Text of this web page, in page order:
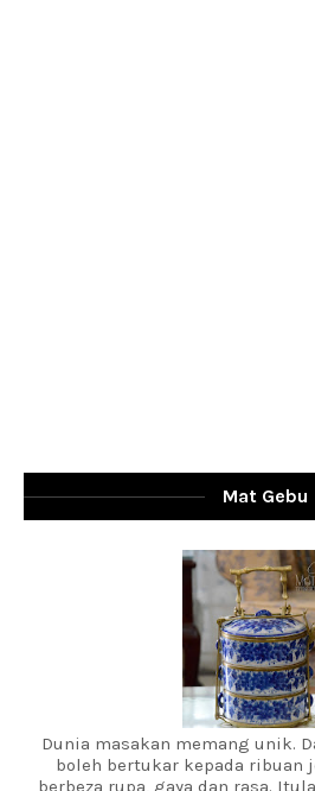
Mat Gebu
Dunia masakan memang unik.
boleh bertukar kepada ribuan
berbeza rupa, gaya dan rasa.